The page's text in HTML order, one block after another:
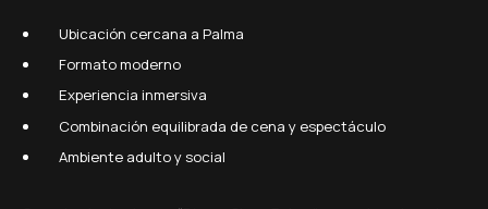
Ubicación cercana a Palma
Formato moderno
Experiencia inmersiva
Combinación equilibrada de cena y espectáculo
Ambiente adulto y social